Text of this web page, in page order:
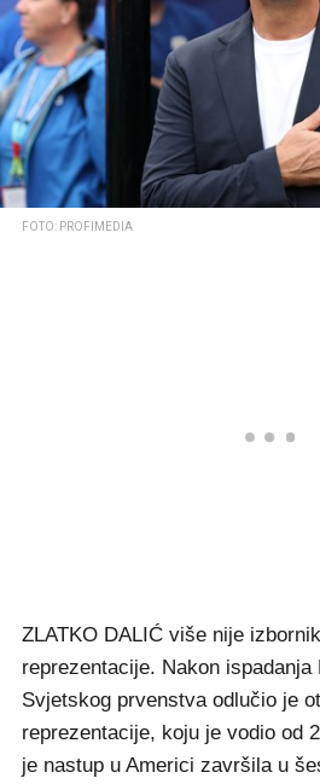
FOTO: PROFIMEDIA
ZLATKO DALIĆ više nije
reprezentacije. Nakon
Svjetskog prvenstva odlučio je
reprezentacije, koju je vodio od
je nastup u Americi završila u